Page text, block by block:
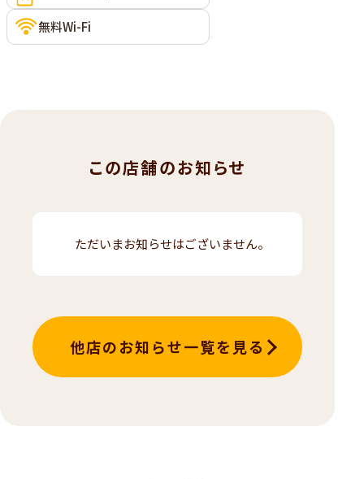
無料Wi-Fi
この店舗のお知らせ
ただいまお知らせはございません。
他店のお知らせ一覧を見る